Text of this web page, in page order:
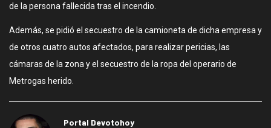
de la persona fallecida tras el incendio.
Además, se pidió el secuestro de la camioneta de dicha empresa y
de otros cuatro autos afectados, para realizar pericias, las
cámaras de la zona y el secuestro de la ropa del operario de
Metrogas herido.
Portal Devotohoy